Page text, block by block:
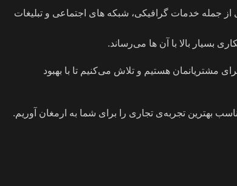
جمله خدمات گرافیکی، شبکه های اجتماعی و تبلیغات
بسیار بالا با آن ها می‌رساند.
مشتریانمان هستیم و تلاش می‌کنیم تا با بهبود
بهترین تجربه‌ی تجاری را برای شما به ارمغان آوریم.